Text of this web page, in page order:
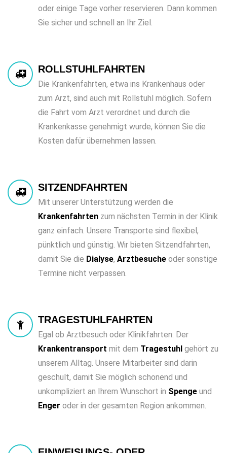
oder einige Tage vorher reservieren. Dann kommen
Sie sicher und schnell an Ihr Ziel.
ROLLSTUHLFAHRTEN
Die Krankenfahrten, etwa ins Krankenhaus oder
zum Arzt, sind auch mit Rollstuhl möglich. Sofern
die Fahrt vom Arzt verordnet und durch die
Krankenkasse genehmigt wurde, können Sie die
Kosten dafür übernehmen lassen.
SITZENDFAHRTEN
Mit unserer Unterstützung werden die
Krankenfahrten zum nächsten Termin in der Klinik
ganz einfach. Unsere Transporte sind flexibel,
pünktlich und günstig. Wir bieten Sitzendfahrten,
damit Sie die Dialyse, Arztbesuche oder sonstige
Termine nicht verpassen.
TRAGESTUHLFAHRTEN
Egal ob Arztbesuch oder Klinikfahrten: Der
Krankentransport mit dem Tragestuhl gehört zu
unserem Alltag. Unsere Mitarbeiter sind darin
geschult, damit Sie möglich schonend und
unkompliziert an Ihrem Wunschort in Spenge und
Enger oder in der gesamten Region ankommen.